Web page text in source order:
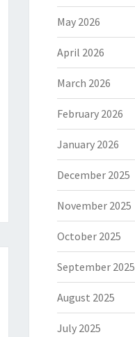
May 2026
April 2026
March 2026
February 2026
January 2026
December 2025
November 2025
October 2025
September 2025
August 2025
July 2025